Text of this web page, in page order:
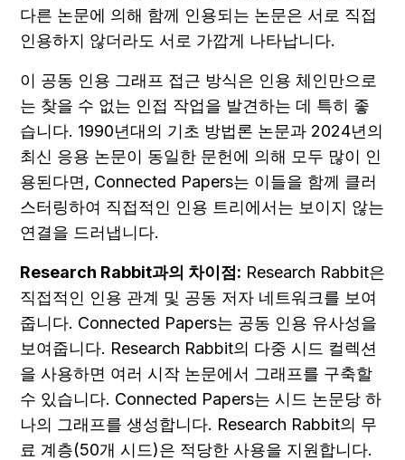
다른 논문에 의해 함께 인용되는 논문은 서로 직접
인용하지 않더라도 서로 가깝게 나타납니다.
이 공동 인용 그래프 접근 방식은 인용 체인만으로
는 찾을 수 없는 인접 작업을 발견하는 데 특히 좋
습니다. 1990년대의 기초 방법론 논문과 2024년의
최신 응용 논문이 동일한 문헌에 의해 모두 많이 인
용된다면, Connected Papers는 이들을 함께 클러
스터링하여 직접적인 인용 트리에서는 보이지 않는
연결을 드러냅니다.
Research Rabbit과의 차이점: Research Rabbit은
직접적인 인용 관계 및 공동 저자 네트워크를 보여
줍니다. Connected Papers는 공동 인용 유사성을
보여줍니다. Research Rabbit의 다중 시드 컬렉션
을 사용하면 여러 시작 논문에서 그래프를 구축할
수 있습니다. Connected Papers는 시드 논문당 하
나의 그래프를 생성합니다. Research Rabbit의 무
료 계층(50개 시드)은 적당한 사용을 지원합니다.